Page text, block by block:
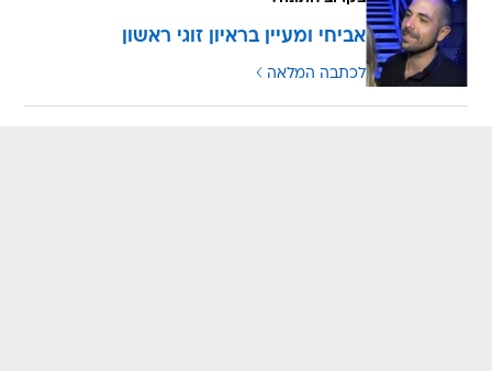
אביחי ומעיין בראיון זוגי ראשון
לכתבה המלאה